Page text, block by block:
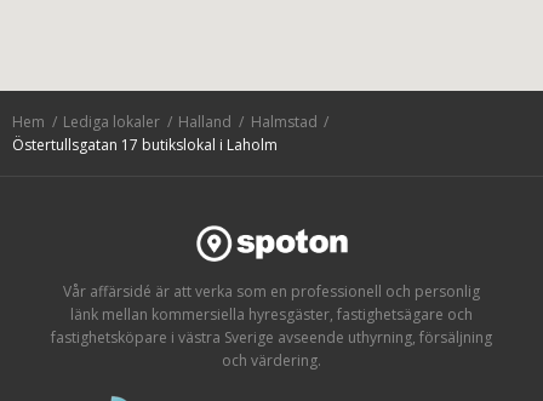
Hem Lediga lokaler Halland
Halmstad
Östertullsgatan 17 butikslokal i Laholm
Vår affärsidé är att verka som en professionell och personlig
länk mellan kommersiella hyresgäster, fastighetsägare och
fastighetsköpare i västra Sverige avseende uthyrning, försäljning
och värdering.